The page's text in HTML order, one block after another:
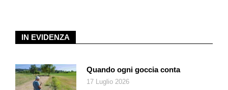
Nato nel 1925 come Richard Henry Sellers, cresce in una
famiglia di artisti di varietà dove il confine tra vita privata e
dominante, possessiva, ossessionata dall’idea di avere un
figlio destinato al successo. Il padre Bill, musicista, è invece
IN EVIDENZA
Quando ogni goccia conta
17 Luglio 2026